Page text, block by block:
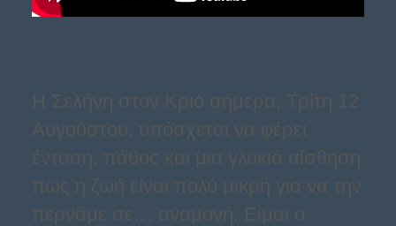
Η Σελήνη στον Κριό σήμερα, Τρίτη 12
Αυγούστου, υπόσχεται να φέρει
ένταση, πάθος και μια γλυκιά αίσθηση
πως η ζωή είναι πολύ μικρή για να την
περνάμε σε… αναμονή. Είμαι ο